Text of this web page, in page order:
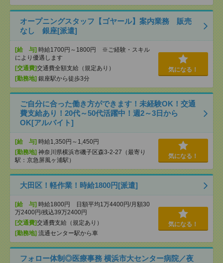
オープニングスタッフ【ゴヤール】案内業務 販売
なし 銀座[派遣]
[給 与] 時給1700円～1800円 ※ご経験・スキル
により優遇します
[交通費]交通費全額支給（規定あり）
[勤務地] 銀座駅から徒歩3分
気になる！
ご自分に合った働き方ができます！未経験OK！交通
費支給あり！20代～50代活躍中！週2～3日から
OK[アルバイト]
[給 与] 時給1,350円～1,450円
[勤務地] 神奈川県横浜市磯子区森3-2-27（最寄り
駅：京急屏風ヶ浦駅）
気になる！
大田区！軽作業！時給1800円[派遣]
[給 与] 時給1800円 日額平均1万4400円/月額30
万2400円/残込39万2400円
[交通費]交通費支給（規定あり）
[勤務地] 流通センター駅から車
気になる！
フォロー体制◎医療事務 横浜市大センター病院／夜